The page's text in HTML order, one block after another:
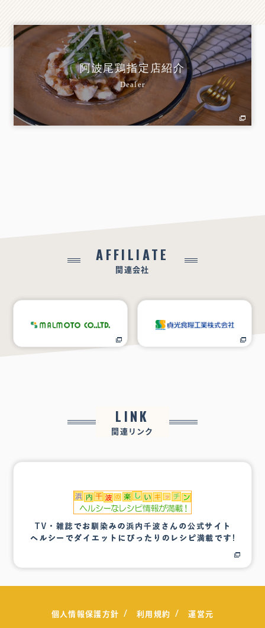
阿波尾鶏指定店紹介
Dealer
AFFILIATE
関連会社
LINK
関連リンク
個人情報保護方針 利用規約 運営元